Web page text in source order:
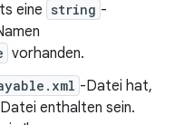
eine string -
vorhanden.
-Datei hat,
enthalten sein.